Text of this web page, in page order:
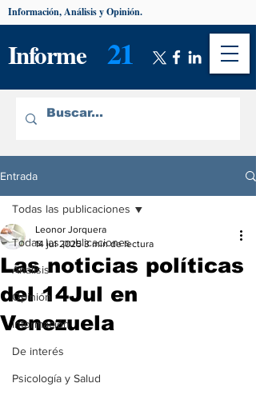
Informe 21
Información, Análisis y Opinión.
Entrada
Todas las publicaciones
Análisis
Opinión
Información
De interés
Psicología y Salud
Todas las publicaciones
Las noticias políticas
del 14Jul en
Venezuela
Leonor Jorquera
14 jul 2025 3 min de lectura